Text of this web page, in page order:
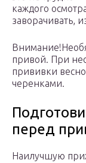
каждого
заворачивать,
привой. При
прививки
черенками.
перед
Наилучшую